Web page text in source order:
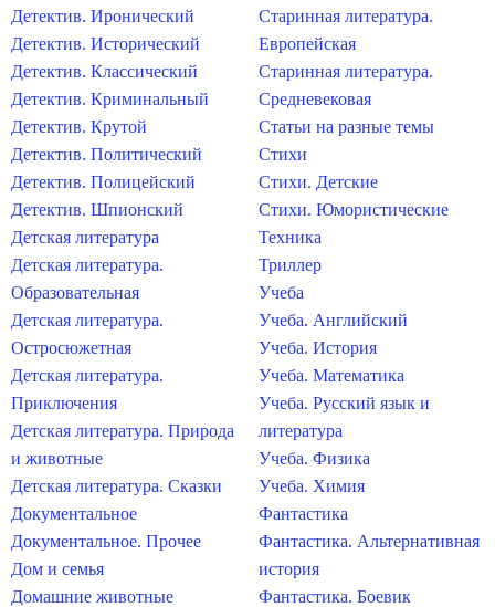
Детектив. Иронический
Детектив. Исторический
Детектив. Классический
Детектив. Криминальный
Детектив. Крутой
Детектив. Политический
Детектив. Полицейский
Детектив. Шпионский
Детская литература
Детская литература.
Образовательная
Детская литература.
Остросюжетная
Детская литература.
Приключения
Детская литература. Природа
и животные
Детская литература. Сказки
Документальное
Документальное. Прочее
Дом и семья
Домашние животные
Старинная литература.
Европейская
Старинная литература.
Средневековая
Статьи на разные темы
Стихи
Стихи. Детские
Стихи. Юмористические
Техника
Триллер
Учеба
Учеба. Английский
Учеба. История
Учеба. Математика
Учеба. Русский язык и
литература
Учеба. Физика
Учеба. Химия
Фантастика
Фантастика. Альтернативная
история
Фантастика. Боевик